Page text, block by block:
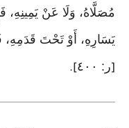
مُصَلَّاهُ، وَلَا عَنْ
يَسَارِهِ، أَوْ تَحْتَ قَدَمِهِ،
[ر: ٤٠٠ ].